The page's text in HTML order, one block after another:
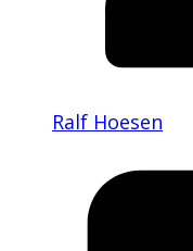
Ralf Hoesen